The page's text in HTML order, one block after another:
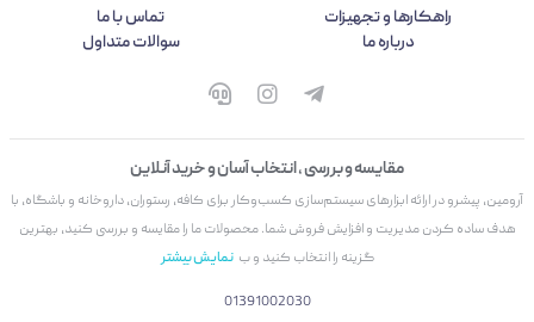
راهکارها و تجهیزات
تماس با ما
درباره ما
سوالات متداول
مقایسه و بررسی ، انتخاب آسان و خرید آنلاین
آرومین، پیشرو در ارائه ابزارهای سیستم‌سازی کسب‌وکار برای کافه، رستوران، داروخانه و باشگاه، با
هدف ساده کردن مدیریت و افزایش فروش شما. محصولات ما را مقایسه و بررسی کنید، بهترین
گزینه را انتخاب کنید و ب نمایش بیشتر
01391002030